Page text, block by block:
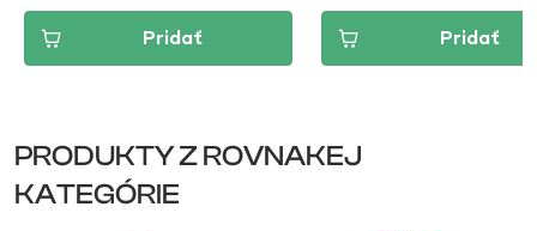
Pridať Pridať
PRODUKTY Z ROVNAKEJ
KATEGÓRIE